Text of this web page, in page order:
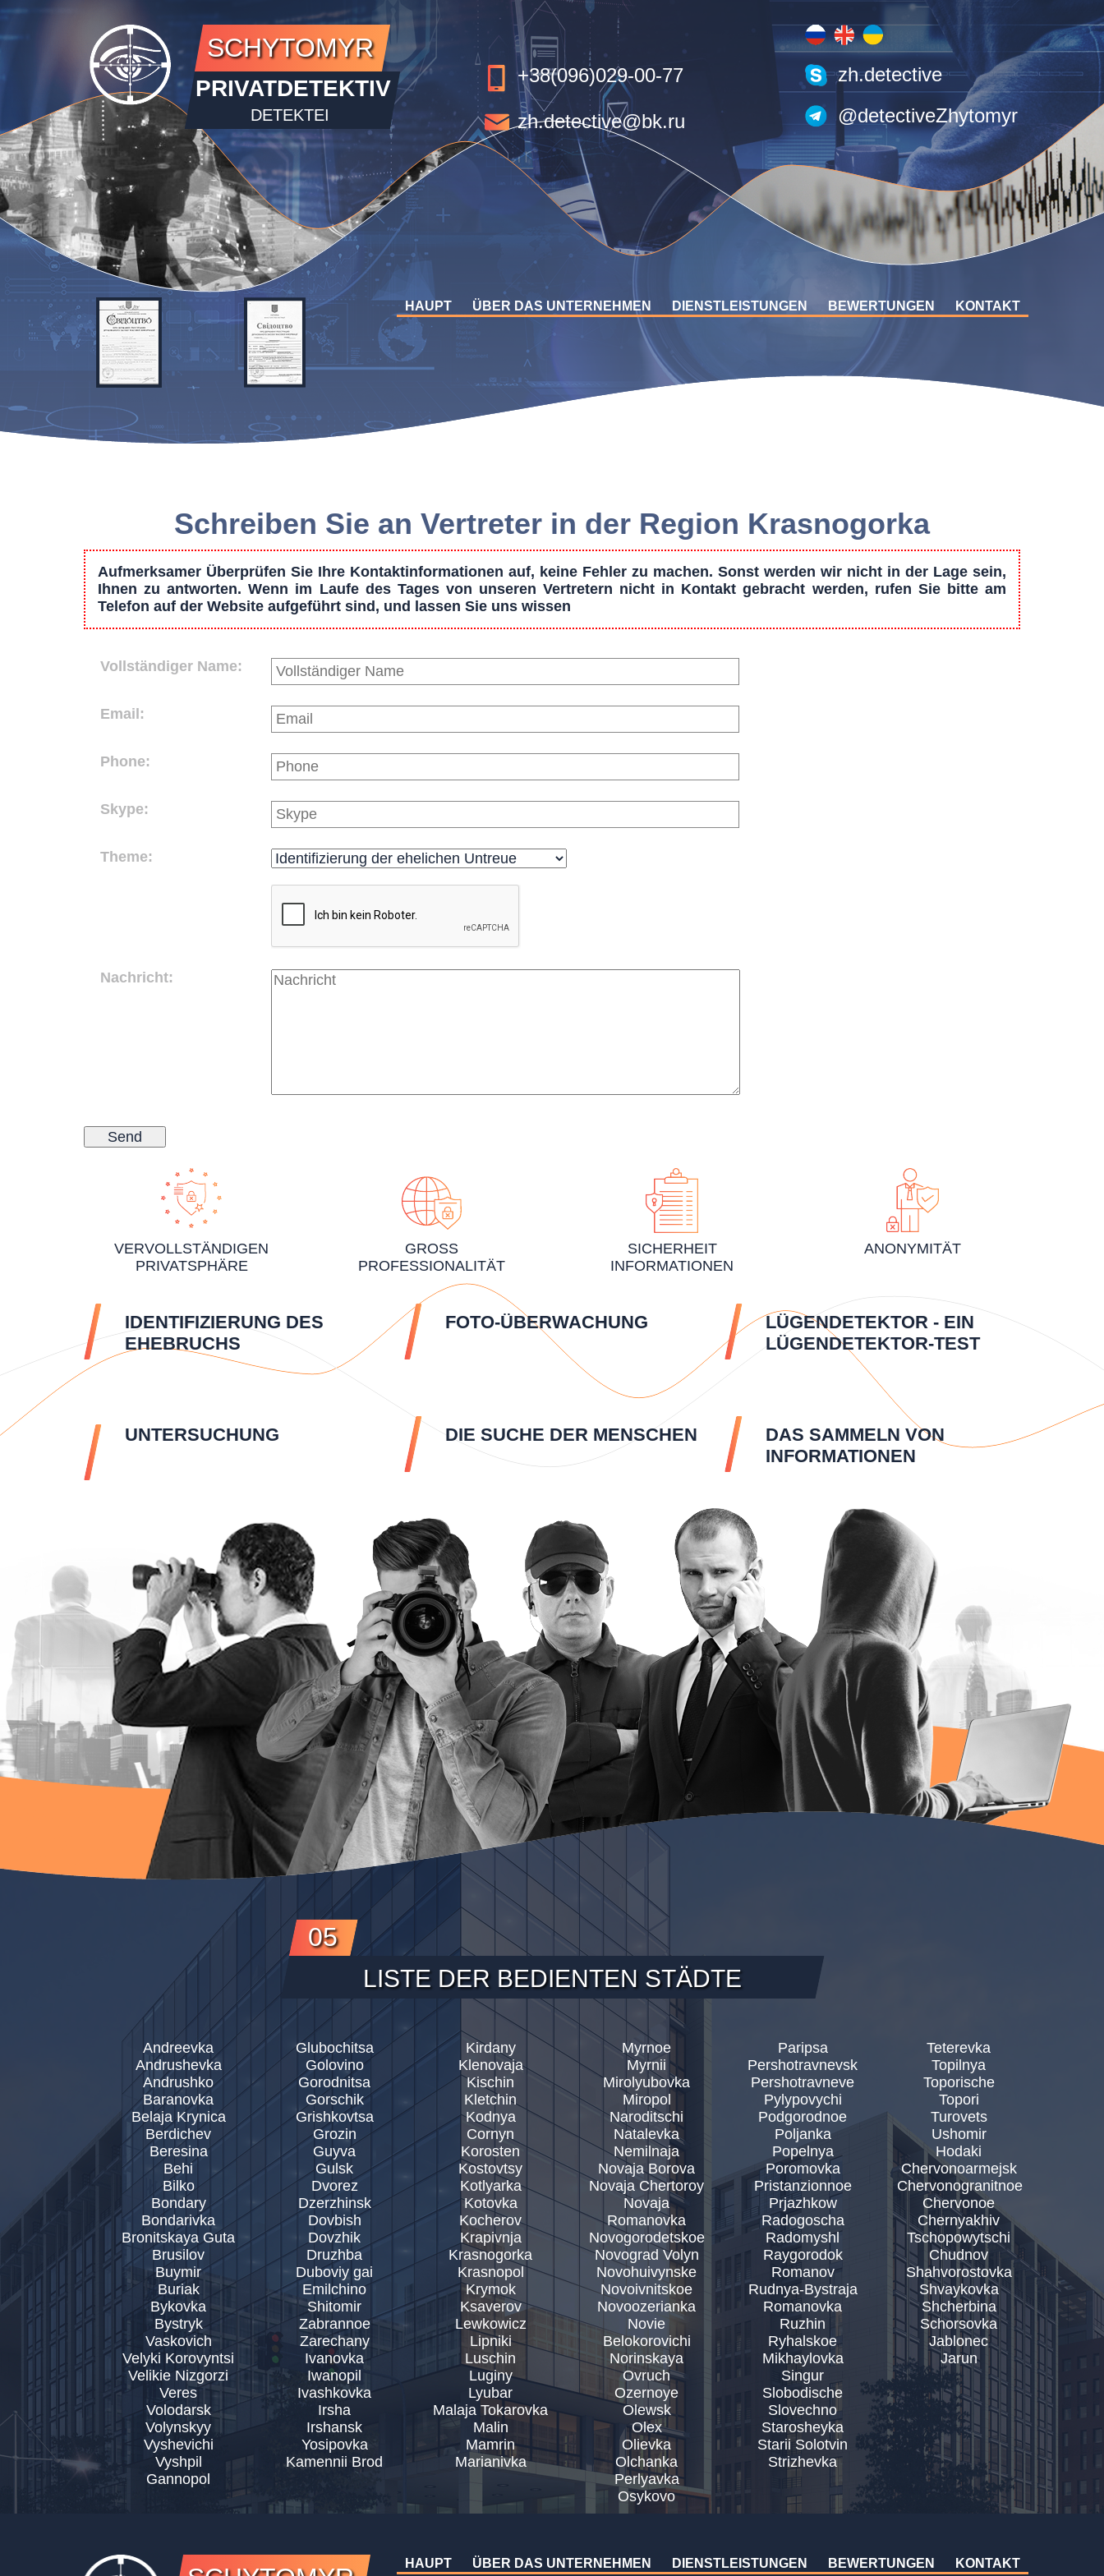
SCHYTOMYR
PRIVATDETEKTIV
DETEKTEI
+38(096)029-00-77
zh.detective@bk.ru
zh.detective
@detectiveZhytomyr
HAUPT ÜBER DAS UNTERNEHMEN DIENSTLEISTUNGEN BEWERTUNGEN KONTAKT
Schreiben Sie an Vertreter in der Region Krasnogorka
Aufmerksamer Überprüfen Sie Ihre Kontaktinformationen auf, keine Fehler zu machen. Sonst werden wir nicht in der Lage sein,
Ihnen zu antworten. Wenn im Laufe des Tages von unseren Vertretern nicht in Kontakt gebracht werden, rufen Sie bitte am
Telefon auf der Website aufgeführt sind, und lassen Sie uns wissen
Vollständiger Name:
Email:
Phone:
Skype:
Theme:
Nachricht:
VERVOLLSTÄNDIGEN
PRIVATSPHÄRE
GROSS
PROFESSIONALITÄT
SICHERHEIT
INFORMATIONEN
ANONYMITÄT
IDENTIFIZIERUNG DES
EHEBRUCHS
FOTO-ÜBERWACHUNG
LÜGENDETEKTOR - EIN
LÜGENDETEKTOR-TEST
UNTERSUCHUNG DIE SUCHE DER MENSCHEN
DAS SAMMELN VON
INFORMATIONEN
05
LISTE DER BEDIENTEN STÄDTE
Andreevka
Andrushevka
Andrushko
Baranovka
Belaja Krynica
Berdichev
Beresina
Behi
Bilko
Bondary
Bondarivka
Bronitskaya Guta
Brusilov
Buymir
Buriak
Bykovka
Bystryk
Vaskovich
Velyki Korovyntsi
Velikie Nizgorzi
Veres
Volodarsk
Volynskyy
Vyshevichi
Vyshpil
Gannopol
Glubochitsa
Golovino
Gorodnitsa
Gorschik
Grishkovtsa
Grozin
Guyva
Gulsk
Dvorez
Dzerzhinsk
Dovbish
Dovzhik
Druzhba
Duboviy gai
Emilchino
Shitomir
Zabrannoe
Zarechany
Ivanovka
Iwanopil
Ivashkovka
Irsha
Irshansk
Yosipovka
Kamennii Brod
Kirdany
Klenovaja
Kischin
Kletchin
Kodnya
Cornyn
Korosten
Kostovtsy
Kotlyarka
Kotovka
Kocherov
Krapivnja
Krasnogorka
Krasnopol
Krymok
Ksaverov
Lewkowicz
Lipniki
Luschin
Luginy
Lyubar
Malaja Tokarovka
Malin
Mamrin
Marianivka
Myrnoe
Myrnii
Mirolyubovka
Miropol
Naroditschi
Natalevka
Nemilnaja
Novaja Borova
Novaja Chertoroy
Novaja
Romanovka
Novogorodetskoe
Novograd Volyn
Novohuivynske
Novoivnitskoe
Novoozerianka
Novie
Belokorovichi
Norinskaya
Ovruch
Ozernoye
Olewsk
Olex
Olievka
Olchanka
Perlyavka
Osykovo
Paripsa
Pershotravnevsk
Pershotravneve
Pylypovychi
Podgorodnoe
Poljanka
Popelnya
Poromovka
Pristanzionnoe
Prjazhkow
Radogoscha
Radomyshl
Raygorodok
Romanov
Rudnya-Bystraja
Romanovka
Ruzhin
Ryhalskoe
Mikhaylovka
Singur
Slobodische
Slovechno
Starosheyka
Starii Solotvin
Strizhevka
Teterevka
Topilnya
Toporische
Topori
Turovets
Ushomir
Hodaki
Chervonoarmejsk
Chervonogranitnoe
Chervonoe
Chernyakhiv
Tschopowytschi
Chudnov
Shahvorostovka
Shvaykovka
Shcherbina
Schorsovka
Jablonec
Jarun
HAUPT ÜBER DAS UNTERNEHMEN DIENSTLEISTUNGEN BEWERTUNGEN KONTAKT